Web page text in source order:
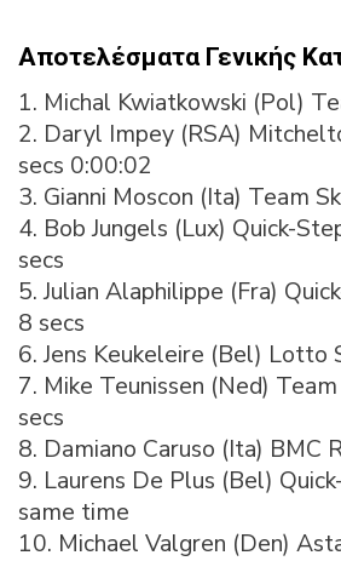
Αποτελέσματα Γενικής
1. Michal Kwiatkowski (Pol)
2. Daryl Impey (RSA)
secs 0:00:02
3. Gianni Moscon (Ita) Team
4. Bob Jungels (Lux) Quick-
secs
5. Julian Alaphilippe (Fra)
8 secs
6. Jens Keukeleire (Bel) Lotto
7. Mike Teunissen (Ned)
secs
8. Damiano Caruso (Ita) BMC
9. Laurens De Plus (Bel)
same time
10. Michael Valgren (Den)